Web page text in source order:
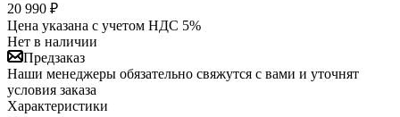
20 990 ₽
Цена указана с учетом НДС 5%
Нет в наличии
Предзаказ
Наши менеджеры обязательно свяжутся с вами и уточнят
условия заказа
Характеристики